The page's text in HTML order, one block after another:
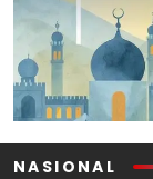
NASIONAL